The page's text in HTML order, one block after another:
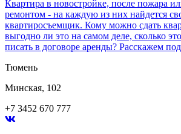
Квартира в новостройке, после пожара
ремонтом - на каждую из них найдется
квартиросъемщик. Кому можно сдать
выгодно ли это на самом деле, сколько
писать в договоре аренды? Расскажем
Тюмень
Минская, 102
+7 3452 670 777